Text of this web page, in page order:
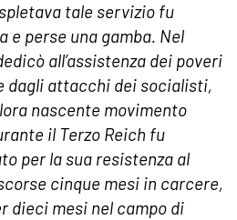
tale servizio fu
e perse una gamba. Nel
all’assistenza dei poveri
dagli attacchi dei socialisti,
nascente movimento
il Terzo Reich fu
per la sua resistenza al
cinque mesi in carcere,
dieci mesi nel campo di